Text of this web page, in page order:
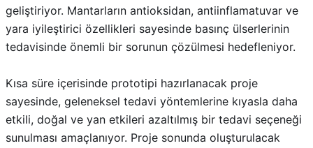
geliştiriyor. Mantarların antioksidan, antiinflamatuvar ve
yara iyileştirici özellikleri sayesinde basınç ülserlerinin
tedavisinde önemli bir sorunun çözülmesi hedefleniyor.
Kısa süre içerisinde prototipi hazırlanacak proje
sayesinde, geleneksel tedavi yöntemlerine kıyasla daha
etkili, doğal ve yan etkileri azaltılmış bir tedavi seçeneği
sunulması amaçlanıyor. Proje sonunda oluşturulacak